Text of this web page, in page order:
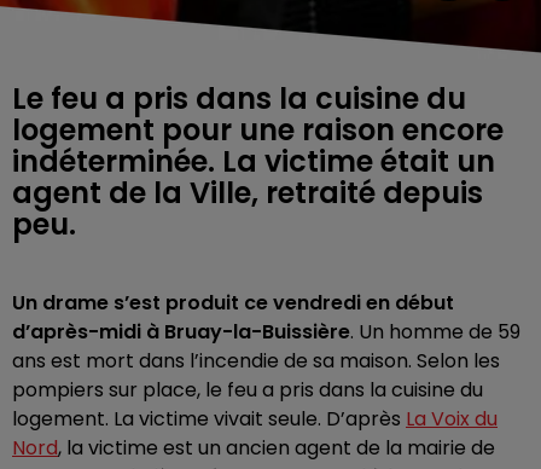
Le feu a pris dans la cuisine du
logement pour une raison encore
indéterminée. La victime était un
agent de la Ville, retraité depuis
peu.
Un drame s’est produit ce vendredi en début
d’après-midi à Bruay-la-Buissière. Un homme de 59
ans est mort dans l’incendie de sa maison. Selon les
pompiers sur place, le feu a pris dans la cuisine du
logement. La victime vivait seule. D’après La Voix du
Nord, la victime est un ancien agent de la mairie de